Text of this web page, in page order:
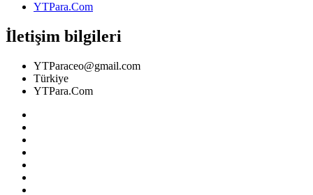
YTPara.Com
İletişim bilgileri
YTParaceo@gmail.com
Türkiye
YTPara.Com